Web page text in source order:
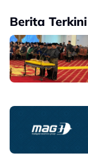
Berita Terkini